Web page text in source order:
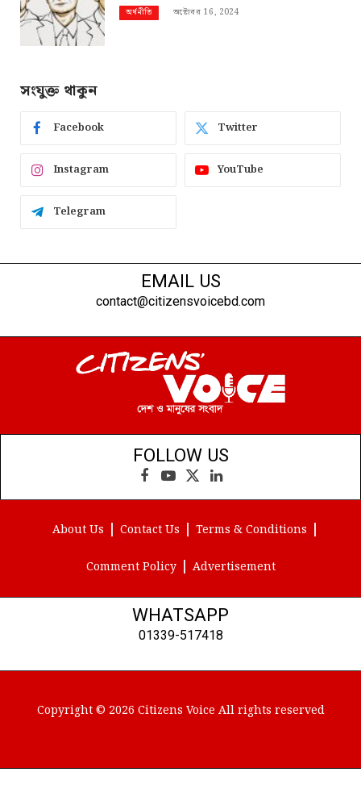
অর্থনীতি অক্টোবর 16, 2024
সংযুক্ত থাকুন
Facebook Twitter
Instagram YouTube
Telegram
EMAIL US
contact@citizensvoicebd.com
FOLLOW US
Facebook
YouTube
X
(Twitter)
LinkedIn
About Us Contact Us Terms & Conditions
Comment Policy Advertisement
WHATSAPP
01339-517418
Copyright © 2026 Citizens Voice All rights reserved